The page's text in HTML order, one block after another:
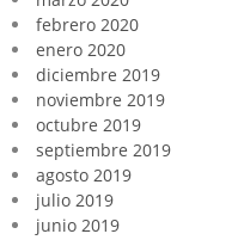
febrero 2020
enero 2020
diciembre 2019
noviembre 2019
octubre 2019
septiembre 2019
agosto 2019
julio 2019
junio 2019